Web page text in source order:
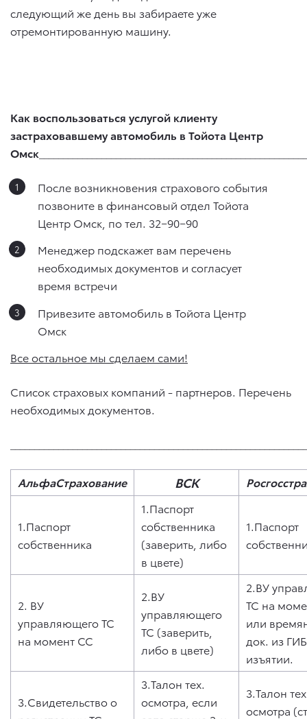
следующий же день вы забираете уже
отремонтированную машину.
Как воспользоваться услугой клиенту
застраховавшему автомобиль в Тойота Центр
Омск
После возникновения страхового события
позвоните в финансовый отдел Тойота
Центр Омск, по тел. 32−90−90
Менеджер подскажет вам перечень
необходимых документов и согласует
время встречи
Привезите автомобиль в Тойота Центр
Омск
Все остальное мы сделаем сами!
Список страховых компаний - партнеров. Перечень
необходимых документов.
АльфаСтрахование ВСК
1.Паспорт
собственника
1.Паспорт
собственника
(заверить, либо
в цвете)
1.Паспорт
2. ВУ
управляющего ТС
на момент СС
2.ВУ
управляющего
ТС (заверить,
либо в цвете)
2.ВУ
ТС на
или
док. из
изъятии.
3.Свидетельство о
3.Талон тех.
осмотра, если
3.Талон
осмотра